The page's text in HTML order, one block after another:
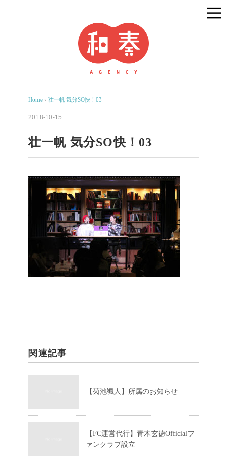
Home › 壮一帆 気分SO快！03
2018-10-15
壮一帆 気分SO快！03
関連記事
【菊池颯人】所属のお知らせ
【FC運営代行】青木玄徳Officialフ
ァンクラブ設立